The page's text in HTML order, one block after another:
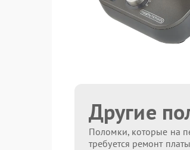
Другие
Поломки, которые на
требуется ремонт